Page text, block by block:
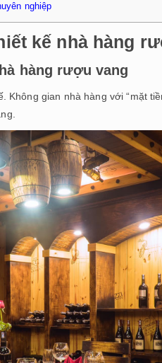
nghiệp
kế nhà hàng
hàng rượu vang
Không gian nhà hàng với “mặt